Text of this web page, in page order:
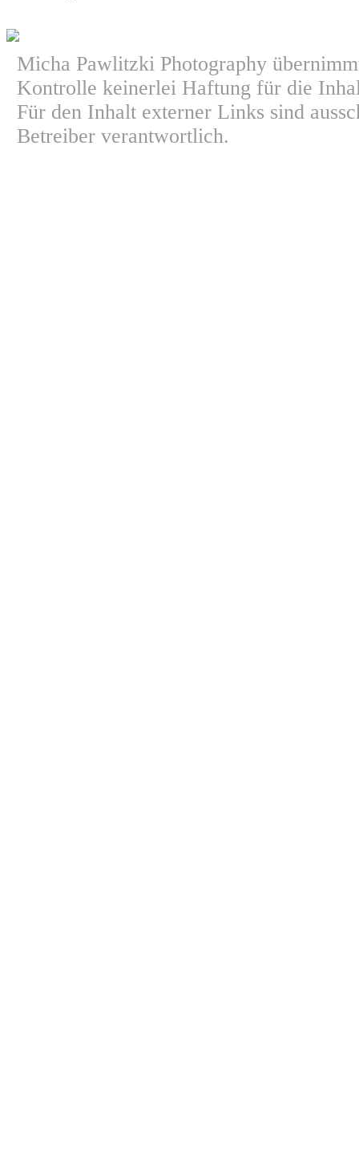
Micha Pawlitzki Photography
Kontrolle keinerlei Haftung für die
Für den Inhalt externer Links sind
Betreiber verantwortlich.